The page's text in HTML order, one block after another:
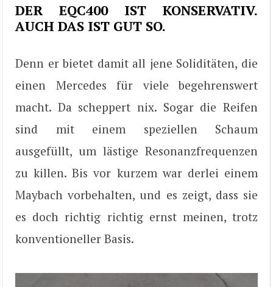
DER EQC400 IST KONSERVATIV.
AUCH DAS IST GUT SO.
Denn er bietet damit all jene Soliditäten, die
einen Mercedes für viele begehrenswert
macht. Da scheppert nix. Sogar die Reifen
sind mit einem speziellen Schaum
ausgefüllt, um lästige Resonanzfrequenzen
zu killen. Bis vor kurzem war derlei einem
Maybach vorbehalten, und es zeigt, dass sie
es doch richtig richtig ernst meinen, trotz
konventioneller Basis.